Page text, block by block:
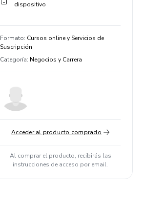
dispositivo
Formato: Cursos online y Servicios de
Suscripción
Categoría: Negocios y Carrera
Acceder al producto comprado
Al comprar el producto, recibirás las
instrucciones de acceso por email.